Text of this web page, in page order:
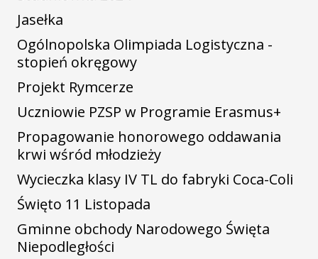
Jasełka
Ogólnopolska Olimpiada Logistyczna -
stopień okręgowy
Projekt Rymcerze
Uczniowie PZSP w Programie Erasmus+
Propagowanie honorowego oddawania
krwi wśród młodzieży
Wycieczka klasy IV TL do fabryki Coca-Coli
Święto 11 Listopada
Gminne obchody Narodowego Święta
Niepodległości